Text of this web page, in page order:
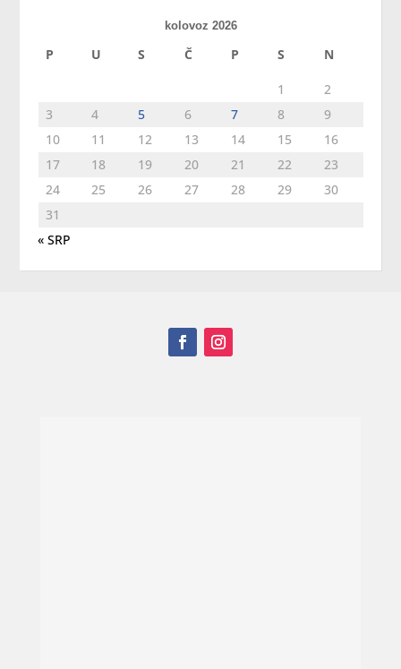
kolovoz 2026
P U S Č P S N
1
2
3
4 5 6 7 8
9
10
11 12 13 14 15
16
17
18 19 20 21 22
23
24
25 26 27 28 29
30
31
« SRP